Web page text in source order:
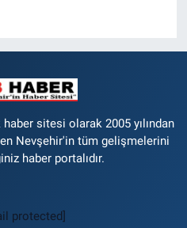
sitesi olarak 2005 yılından
Nevşehir'in tüm gelişmelerini
haber portalıdır.
protected]